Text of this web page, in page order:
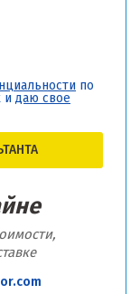
по
и даю свое